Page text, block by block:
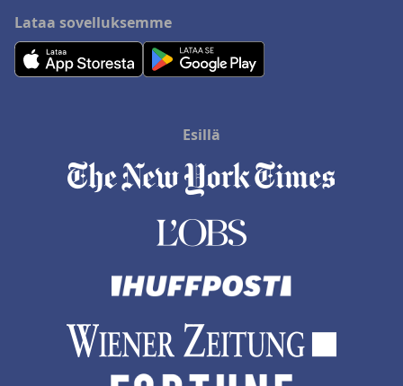
Lataa sovelluksemme
Esillä